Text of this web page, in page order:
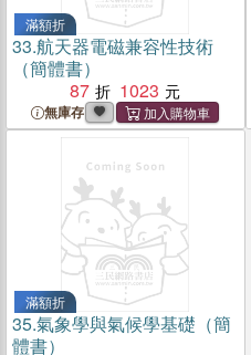
滿額折
33.航天器電磁兼容性技術
（簡體書）
87
1023
無庫存
滿額折
35.氣象學與氣候學基礎（簡
體書）